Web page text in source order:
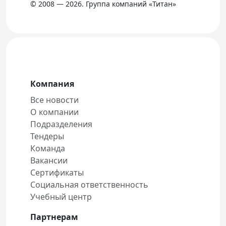
© 2008 — 2026. Группа компаний «Титан»
Компания
Все новости
О компании
Подразделения
Тендеры
Команда
Вакансии
Сертификаты
Социальная ответственность
Учебный центр
Партнерам